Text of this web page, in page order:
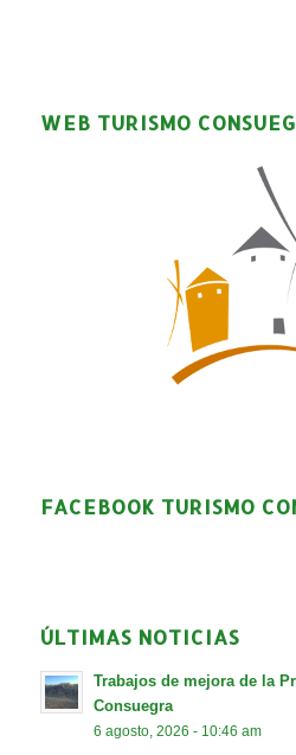
WEB TURISMO
FACEBOOK TURISMO
ÚLTIMAS NOTICIAS
Trabajos de mejora de la
Consuegra
6 agosto, 2026 - 10:46 am